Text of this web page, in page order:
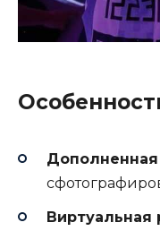
Дополненная
Виртуальная